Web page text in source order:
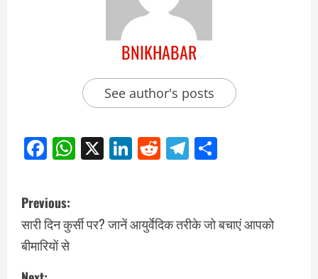
BNIKHABAR
See author's posts
Facebook
WhatsApp
X LinkedIn
RedditTelegram
Previous:
सारी दिन कुर्सी पर? जानें आयुर्वेदिक तरीके जो बचाएं आपको
बीमारियों से